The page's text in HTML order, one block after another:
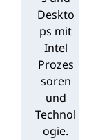
Deskto
ps mit
Intel
Prozes
soren
und
Technol
ogie.